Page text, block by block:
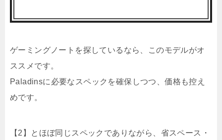
ゲーミングノートを探しているなら、このモデルがオ
ススメです。
Paladinsに必要なスペックを確保しつつ、価格も控え
めです。
【2】とほぼ同じスペックでありながら、省スペース・